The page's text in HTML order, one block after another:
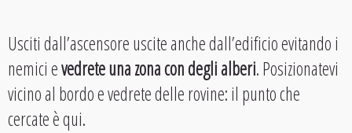
Usciti dall’ascensore uscite anche dall’edificio evitando i
nemici evedrete una zona con degli alberi. Posizionatevi
vicino al bordo e vedrete delle rovine: il punto che
cercate è qui.